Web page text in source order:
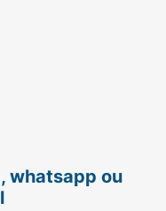
desenvolvido
whatsapp ou